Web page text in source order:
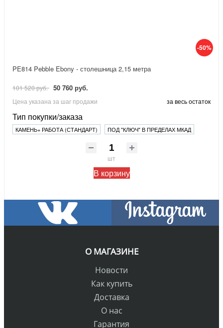
-50%
PE814 Pebble Ebony - столешница 2,15 метра
101 520 руб. 50 760 руб.
Цена указана за шаг продажи за весь остаток
Тип покупки/заказа
КАМЕНЬ+ РАБОТА (СТАНДАРТ) ПОД "КЛЮЧ" В ПРЕДЕЛАХ МКАД
шт
В корзину
О МАГАЗИНЕ
Новости
Как купить
Доставка
О нас
Гарантия